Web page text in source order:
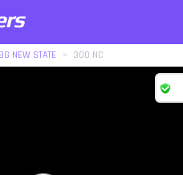
NEW STATE 300 NC